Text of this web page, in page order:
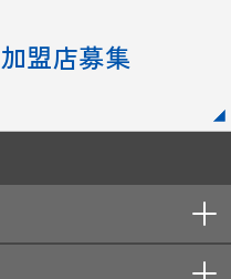
加盟店募集